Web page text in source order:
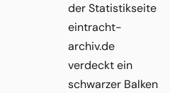
der Statistikseite
eintracht-
archiv.de
verdeckt ein
schwarzer Balken